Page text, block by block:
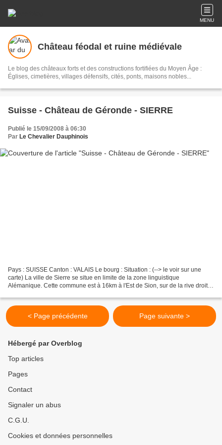
MENU
Château féodal et ruine médiévale
Le blog des châteaux forts et des constructions fortifiées du Moyen Âge :
Églises, cimetières, villages défensifs, cités, ponts, maisons nobles...
Suisse - Château de Géronde - SIERRE
Publié le 15/09/2008 à 06:30
Par Le Chevalier Dauphinois
Pays : SUISSE Canton : VALAIS Le bourg : Situation : (--> le voir sur une
carte) La ville de Sierre se situe en limite de la zone linguistique
Alémanique. Cette commune est à 16km à l'Est de Sion, sur de la rive droite
< Page précédente Page suivante >
Hébergé par Overblog
Top articles
Pages
Contact
Signaler un abus
C.G.U.
Cookies et données personnelles